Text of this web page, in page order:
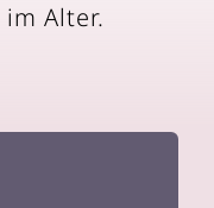
Alter.